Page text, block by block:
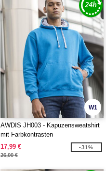
W1
AWDIS JH003 - Kapuzensweatshirt
mit Farbkontrasten
17,99 €
26,00 €
-31%